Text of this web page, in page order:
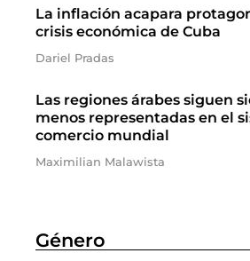
La inflación acapara
crisis económica de Cuba
Dariel Pradas
Las regiones árabes siguen
menos representadas en el
comercio mundial
Maximilian Malawista
Género